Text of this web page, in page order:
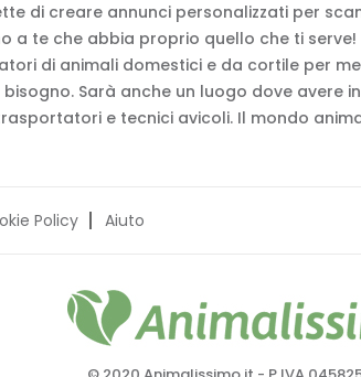
di creare annunci personalizzati per
a te che abbia proprio quello che ti
di animali domestici e da cortile per
Sarà anche un luogo dove avere
e tecnici avicoli. Il mondo
Policy Aiuto